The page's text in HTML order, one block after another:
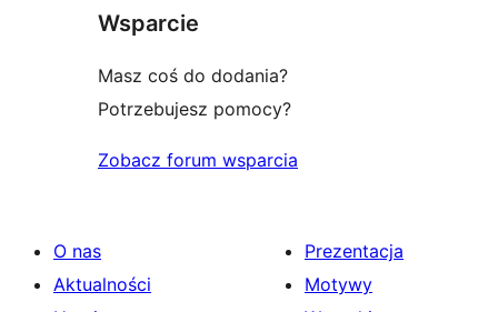
Wsparcie
Masz coś do dodania?
Potrzebujesz pomocy?
Zobacz forum wsparcia
O nas
Aktualności
Prezentacja
Motywy